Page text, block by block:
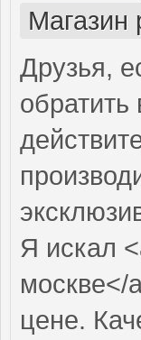
Магазин
Друзья,
Я искал
москве</
цене.